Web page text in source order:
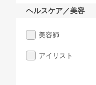
ヘルスケア／美容
美容師
アイリスト